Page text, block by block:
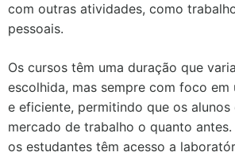
com outras atividades, como
pessoais.
Os cursos têm uma duração que
escolhida, mas sempre com foco em
e eficiente, permitindo que os alunos
mercado de trabalho o quanto
os estudantes têm acesso a